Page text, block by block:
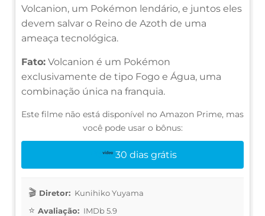
Volcanion, um Pokémon lendário, e juntos eles
devem salvar o Reino de Azoth de uma
ameaça tecnológica.
Fato: Volcanion é um Pokémon
exclusivamente de tipo Fogo e Água, uma
combinação única na franquia.
Este filme não está disponível no Amazon Prime, mas
você pode usar o bônus:
30 dias grátis
Diretor: Kunihiko Yuyama
Avaliação: IMDb 5.9